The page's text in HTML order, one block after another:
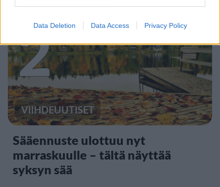
Data Deletion Data Access Privacy Policy
2
VIIHDEUUTISET
Sääennuste ulottuu nyt
marraskuulle – tältä näyttää
syksyn sää